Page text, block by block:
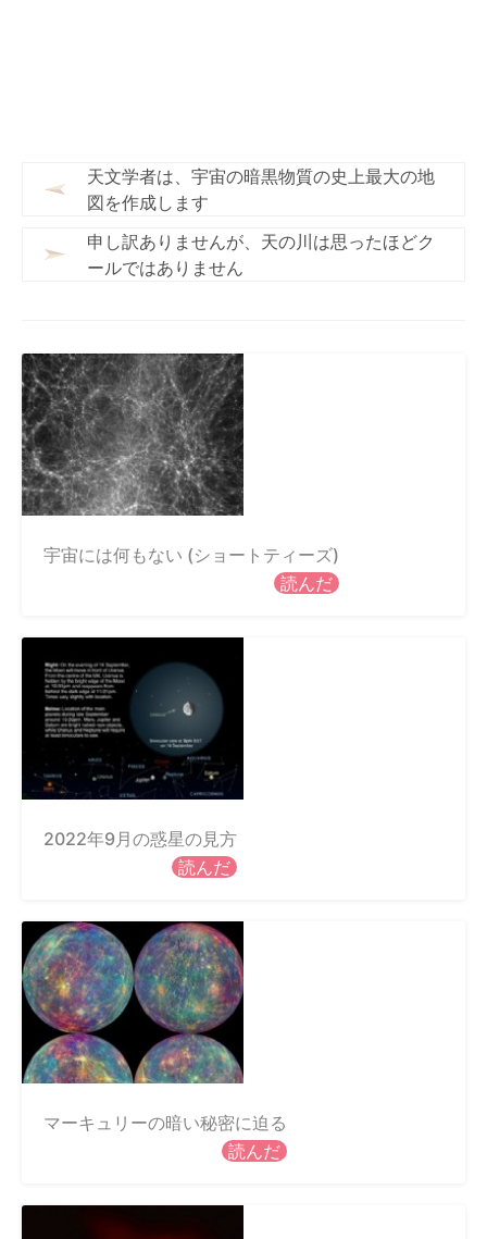
天文学者は、宇宙の暗黒物質の史上最大の地
図を作成します
申し訳ありませんが、天の川は思ったほどク
ールではありません
宇宙には何もない (ショートティーズ)
読んだ
2022年9月の惑星の見方
読んだ
マーキュリーの暗い秘密に迫る
読んだ